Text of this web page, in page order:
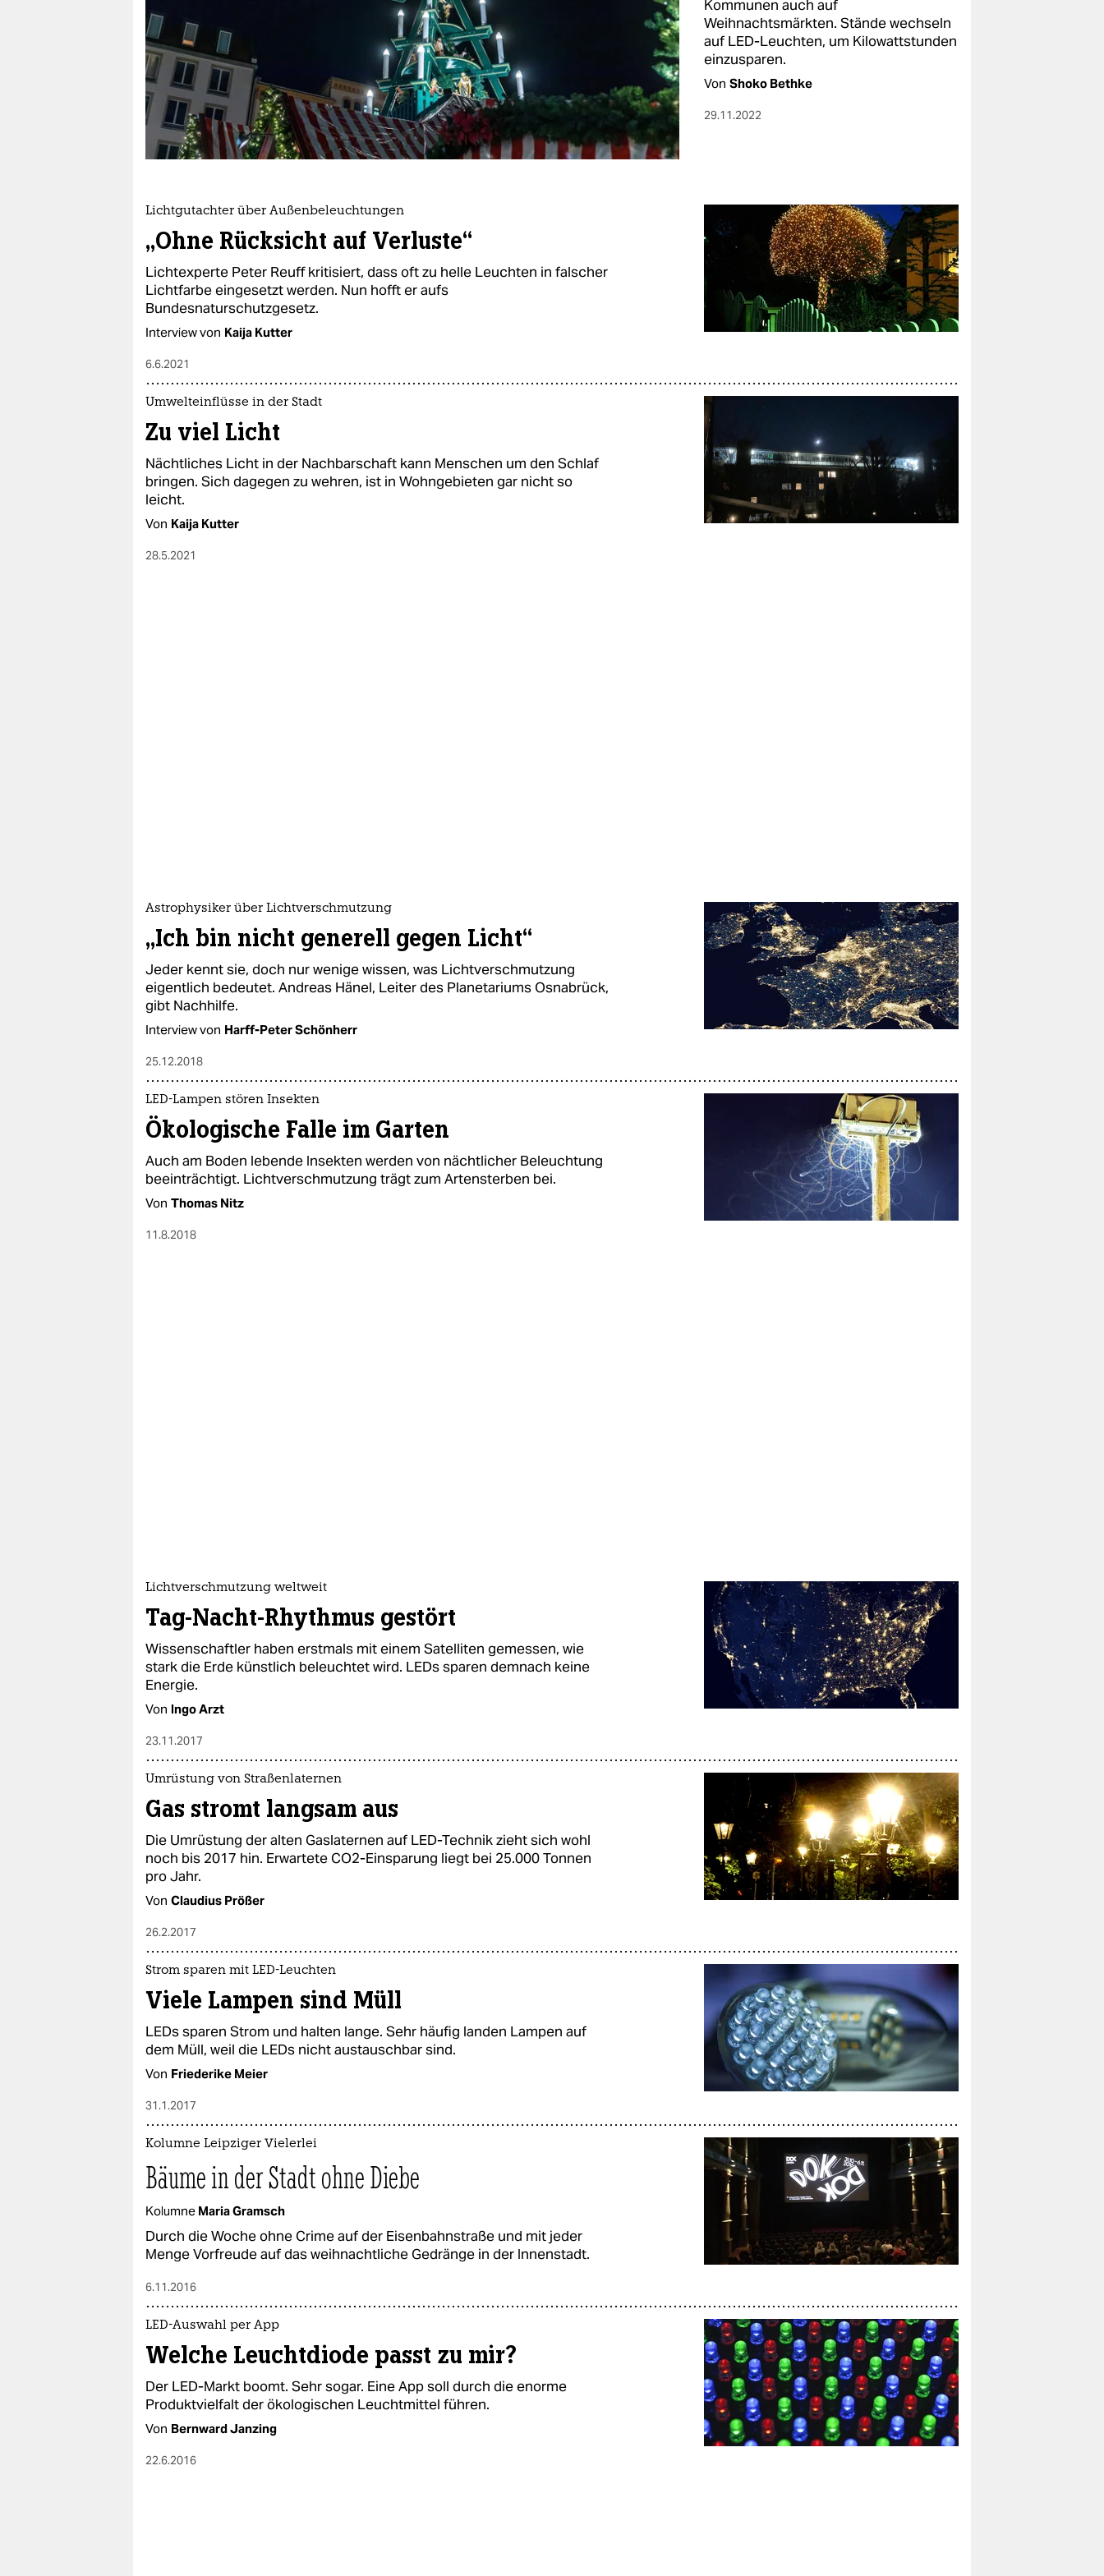
nord
wahrheit
verlag
verlag
shop
fragen & hilfe
unterstützen
abo
genossenschaft
epaper login
Kommunen auch auf
Weihnachtsmärkten. Stände wechseln
auf LED-Leuchten, um Kilowattstunden
einzusparen.
Von Shoko Bethke
29.11.2022
Lichtgutachter über Außenbeleuchtungen
„Ohne Rücksicht auf Verluste“
Lichtexperte Peter Reuff kritisiert, dass oft zu helle Leuchten in falscher
Lichtfarbe eingesetzt werden. Nun hofft er aufs
Bundesnaturschutzgesetz.
Interview von Kaija Kutter
6.6.2021
Umwelteinflüsse in der Stadt
Zu viel Licht
Nächtliches Licht in der Nachbarschaft kann Menschen um den Schlaf
bringen. Sich dagegen zu wehren, ist in Wohngebieten gar nicht so
leicht.
Von Kaija Kutter
28.5.2021
Astrophysiker über Lichtverschmutzung
„Ich bin nicht generell gegen Licht“
Jeder kennt sie, doch nur wenige wissen, was Lichtverschmutzung
eigentlich bedeutet. Andreas Hänel, Leiter des Planetariums Osnabrück,
gibt Nachhilfe.
Interview von Harff-Peter Schönherr
25.12.2018
LED-Lampen stören Insekten
Ökologische Falle im Garten
Auch am Boden lebende Insekten werden von nächtlicher Beleuchtung
beeinträchtigt. Lichtverschmutzung trägt zum Artensterben bei.
Von Thomas Nitz
11.8.2018
Lichtverschmutzung weltweit
Tag-Nacht-Rhythmus gestört
Wissenschaftler haben erstmals mit einem Satelliten gemessen, wie
stark die Erde künstlich beleuchtet wird. LEDs sparen demnach keine
Energie.
Von Ingo Arzt
23.11.2017
Umrüstung von Straßenlaternen
Gas stromt langsam aus
Die Umrüstung der alten Gaslaternen auf LED-Technik zieht sich wohl
noch bis 2017 hin. Erwartete CO2-Einsparung liegt bei 25.000 Tonnen
pro Jahr.
Von Claudius Prößer
26.2.2017
Strom sparen mit LED-Leuchten
Viele Lampen sind Müll
LEDs sparen Strom und halten lange. Sehr häufig landen Lampen auf
dem Müll, weil die LEDs nicht austauschbar sind.
Von Friederike Meier
31.1.2017
Kolumne Leipziger Vielerlei
Bäume in der Stadt ohne Diebe
Kolumne Maria Gramsch
Durch die Woche ohne Crime auf der Eisenbahnstraße und mit jeder
Menge Vorfreude auf das weihnachtliche Gedränge in der Innenstadt.
6.11.2016
LED-Auswahl per App
Welche Leuchtdiode passt zu mir?
Der LED-Markt boomt. Sehr sogar. Eine App soll durch die enorme
Produktvielfalt der ökologischen Leuchtmittel führen.
Von Bernward Janzing
22.6.2016